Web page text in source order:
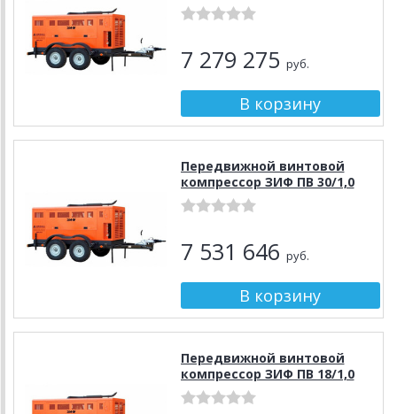
7 279 275 руб.
Передвижной винтовой
компрессор ЗИФ ПВ 30/1,0
7 531 646 руб.
Передвижной винтовой
компрессор ЗИФ ПВ 18/1,0